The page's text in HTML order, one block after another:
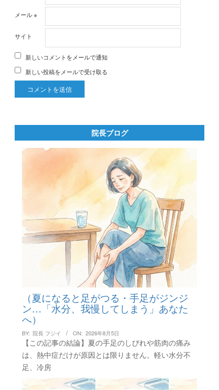
メール※
サイト
新しいコメントをメールで通知
新しい投稿をメールで受け取る
院長ブログ
（夏になると足がつる・手足がジンジ
ン…「水分、我慢してしまう」あなた
へ）
BY: 院長 フジイ ON: 2026年8月5日
【この記事の結論】夏の手足のしびれや筋肉の痛み
は、熱中症だけが原因とは限りません。軽い水分不
足、冷房